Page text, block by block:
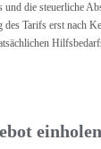
und die steuerliche
Tarifs erst nach
einholen